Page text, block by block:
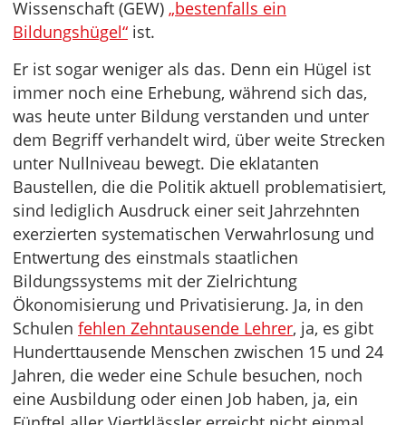
Wissenschaft (GEW) „bestenfalls ein
Bildungshügel“ ist.
Er ist sogar weniger als das. Denn ein Hügel ist
immer noch eine Erhebung, während sich das,
was heute unter Bildung verstanden und unter
dem Begriff verhandelt wird, über weite Strecken
unter Nullniveau bewegt. Die eklatanten
Baustellen, die die Politik aktuell problematisiert,
sind lediglich Ausdruck einer seit Jahrzehnten
exerzierten systematischen Verwahrlosung und
Entwertung des einstmals staatlichen
Bildungssystems mit der Zielrichtung
Ökonomisierung und Privatisierung. Ja, in den
Schulen fehlen Zehntausende Lehrer, ja, es gibt
Hunderttausende Menschen zwischen 15 und 24
Jahren, die weder eine Schule besuchen, noch
eine Ausbildung oder einen Job haben, ja, ein